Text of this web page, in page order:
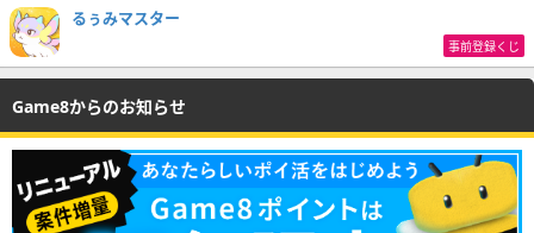
るぅみマスター
事前登録くじ
Game8からのお知らせ